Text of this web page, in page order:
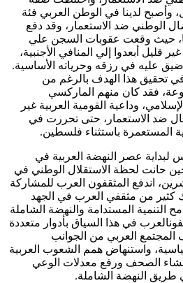
وأصبح لدينا في الوطن العربي فئة
الوطني ضد الاستعمار، وقد دفع
حيث وقعت عقوبات السجن علي
قليل أبعدوا إلي المنافي الأجنبية‏،‏
عليه في رزقه وحرياته الأساسية‏.‏
تحقيق هذا الهدف بالرغم من
فقد كان منهم الماركسي
وداعية القومية العربية غير
ضد الاستعمار‏،‏ حتى تحررت في
المستعمرة باستثناء فلسطين.‏
لبداية عصر النهضة العربية في
حانت لحظة الاستقلال الوطني في
اندفع المثقفون العرب للمشاركة
كثير من مثقفي العرب في الجهد
التنمية المستدامة والنهضة الشاملة
في هذا السياق بأدوار متعددة
العربي من الجوانب
واستنهاض همم الشعوب العربية
الصحف‏‏ ورفع معدلات الوعي
طريق النهضة الشاملة‏.‏